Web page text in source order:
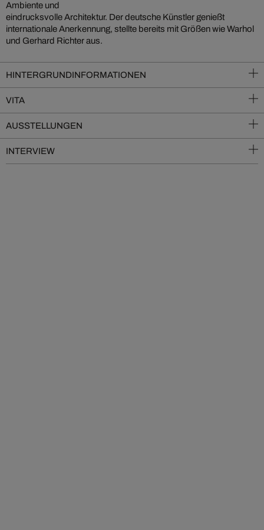
Ambiente und
eindrucksvolle Architektur. Der deutsche Künstler genießt
internationale Anerkennung, stellte bereits mit Größen wie Warhol
und Gerhard Richter aus.
HINTERGRUNDINFORMATIONEN
VITA
AUSSTELLUNGEN
INTERVIEW